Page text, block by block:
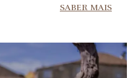
SABER MAIS